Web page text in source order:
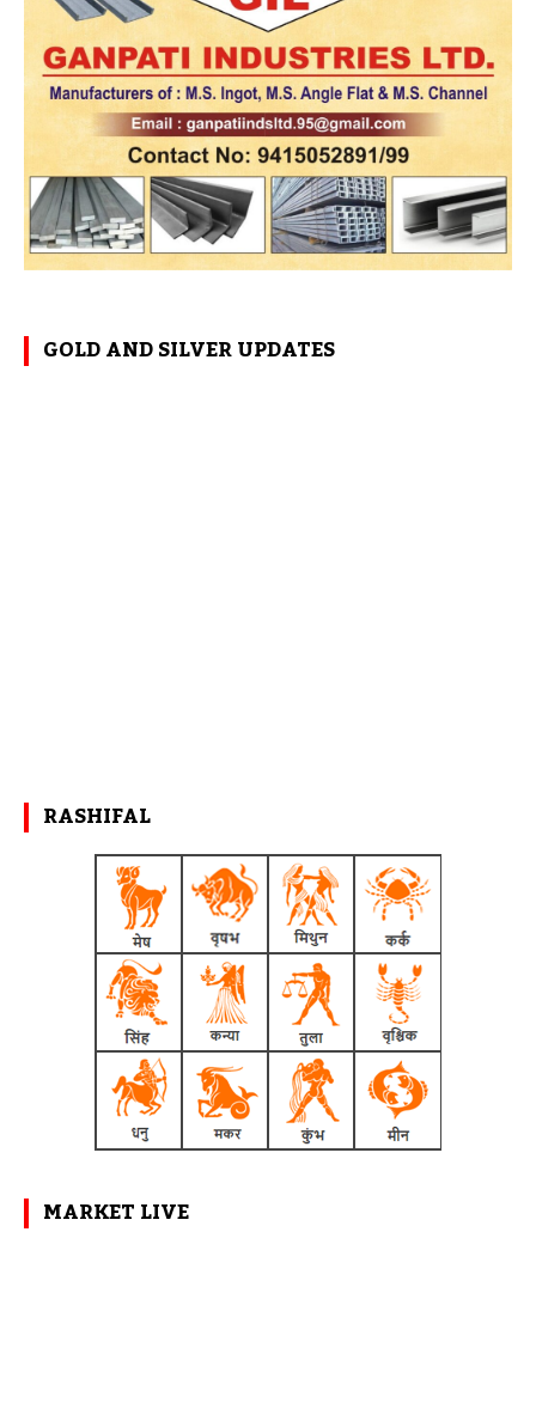
GOLD AND SILVER UPDATES
RASHIFAL
MARKET LIVE